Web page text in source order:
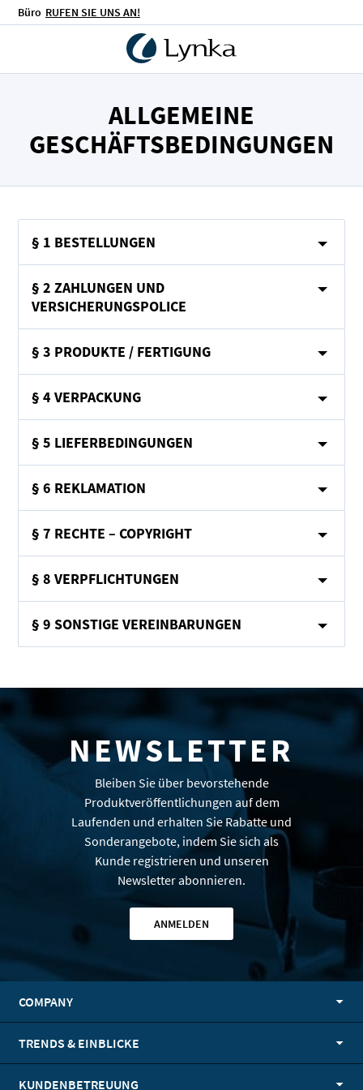
Büro RUFEN SIE UNS AN!
ALLGEMEINE
GESCHÄFTSBEDINGUNGEN
§ 1 BESTELLUNGEN
§ 2 ZAHLUNGEN UND
VERSICHERUNGSPOLICE
§ 3 PRODUKTE / FERTIGUNG
§ 4 VERPACKUNG
§ 5 LIEFERBEDINGUNGEN
§ 6 REKLAMATION
§ 7 RECHTE – COPYRIGHT
§ 8 VERPFLICHTUNGEN
§ 9 SONSTIGE VEREINBARUNGEN
NEWSLETTER
Bleiben Sie über bevorstehende
Produktveröffentlichungen auf dem
Laufenden und erhalten Sie Rabatte und
Sonderangebote, indem Sie sich als
Kunde registrieren und unseren
Newsletter abonnieren.
ANMELDEN
COMPANY
TRENDS & EINBLICKE
KUNDENBETREUUNG